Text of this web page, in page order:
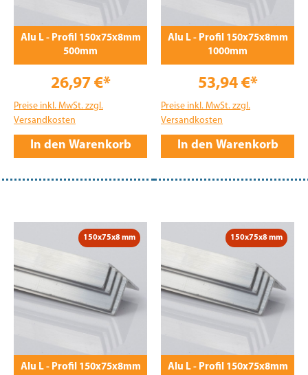
Alu L - Profil 150x75x8mm
500mm
26,97 €*
Preise inkl. MwSt. zzgl.
Versandkosten
In den Warenkorb
Alu L - Profil 150x75x8mm
1000mm
53,94 €*
Preise inkl. MwSt. zzgl.
Versandkosten
In den Warenkorb
150x75x8 mm
Alu L - Profil 150x75x8mm
150x75x8 mm
Alu L - Profil 150x75x8mm